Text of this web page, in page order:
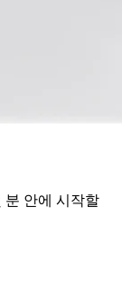
분 안에 시작할